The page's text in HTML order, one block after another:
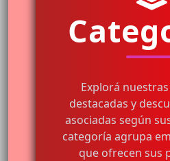
Explorá
destacadas y
asociadas según
categoría agrupa
que ofrecen sus